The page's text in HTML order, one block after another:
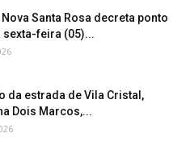
Santa Rosa decreta ponto
feira (05)...
da estrada de Vila Cristal,
Dois Marcos,...